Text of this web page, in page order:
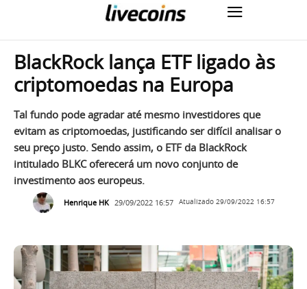
BlackRock lança ETF ligado às
criptomoedas na Europa
Tal fundo pode agradar até mesmo investidores que
evitam as criptomoedas, justificando ser difícil analisar o
seu preço justo. Sendo assim, o ETF da BlackRock
intitulado BLKC oferecerá um novo conjunto de
investimento aos europeus.
Henrique HK 29/09/2022 16:57 Atualizado 29/09/2022 16:57